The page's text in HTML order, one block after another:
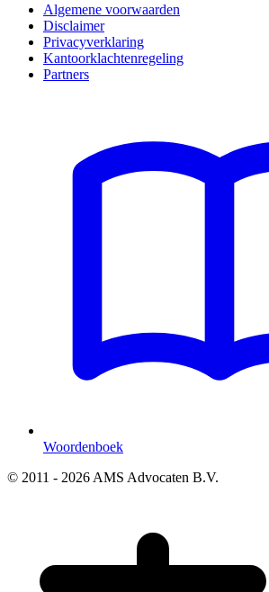
Algemene voorwaarden
Disclaimer
Privacyverklaring
Kantoorklachtenregeling
Partners
Woordenboek
© 2011 - 2026 AMS Advocaten B.V.